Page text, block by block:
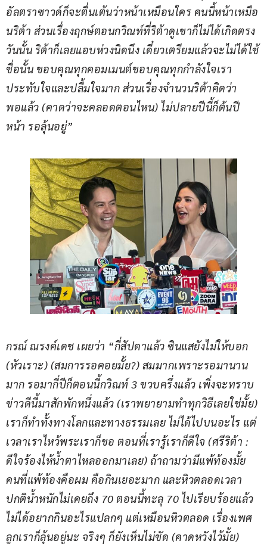
อัลตราซาวด์ก็จะตื่นเต้นว่าหน้าเหมือนใคร คนนี้หน้าเหมือ
นริต้า ส่วนเรื่องฤกษ์ตอนกวิณท์ที่ริต้าดูเขาก็ไม่ได้เกิดตรง
วันนั้น ริต้าก็เลยแอบห่วงนิดนึง เดี๋ยวเตรียมแล้วจะไม่ได้ใช้
ชื่อนั้น ขอบคุณทุกคอมเมนต์ขอบคุณทุกกำลังใจเรา
ประทับใจและปลื้มใจมาก ส่วนเรื่องจำนวนริต้าคิดว่า
พอแล้ว (คาดว่าจะคลอดตอนไหน) ไม่ปลายปีนี้ก็ต้นปี
หน้า รอลุ้นอยู่”
กรณ์ ณรงค์เดช เผยว่า “กี่สัปดาแล้ว ซินแสยังไม่ให้บอก
(หัวเราะ) (สมการรอคอยมั้ย?) สมมากเพราะรอมานาน
มาก รอมากี่ปีก็ตอนนี้กวิณท์ 3 ขวบครึ่งแล้ว เพิ่งจะทราบ
ข่าวดีนี้มาสักพักหนึ่งแล้ว (เราพยายามทำทุกวิธีเลยใช่มั้ย)
เราก็ทำทั้งทางโลกและทางธรรมเลย ไม่ได้ไปบนอะไร แต่
เวลาเราไหว้พระเราก็ขอ ตอนที่เรารู้เราก็ดีใจ (ศรีริต้า :
ดีใจร้องไห้น้ำตาไหลออกมาเลย) ถ้าถามว่ามีแพ้ท้องมั้ย
คนที่แพ้ท้องคือผม คือกินเยอะมาก และหิวตลอดเวลา
ปกติน้ำหนักไม่เคยถึง 70 ตอนนี้ทะลุ 70 ไปเรียบร้อยแล้ว
ไม่ได้อยากกินอะไรแปลกๆ แต่เหมือนหิวตลอด เรื่องเพศ
ลูกเราก็ลุ้นอยู่นะ จริงๆ ก็ยังเห็นไม่ชัด (คาดหวังไว้มั้ย)